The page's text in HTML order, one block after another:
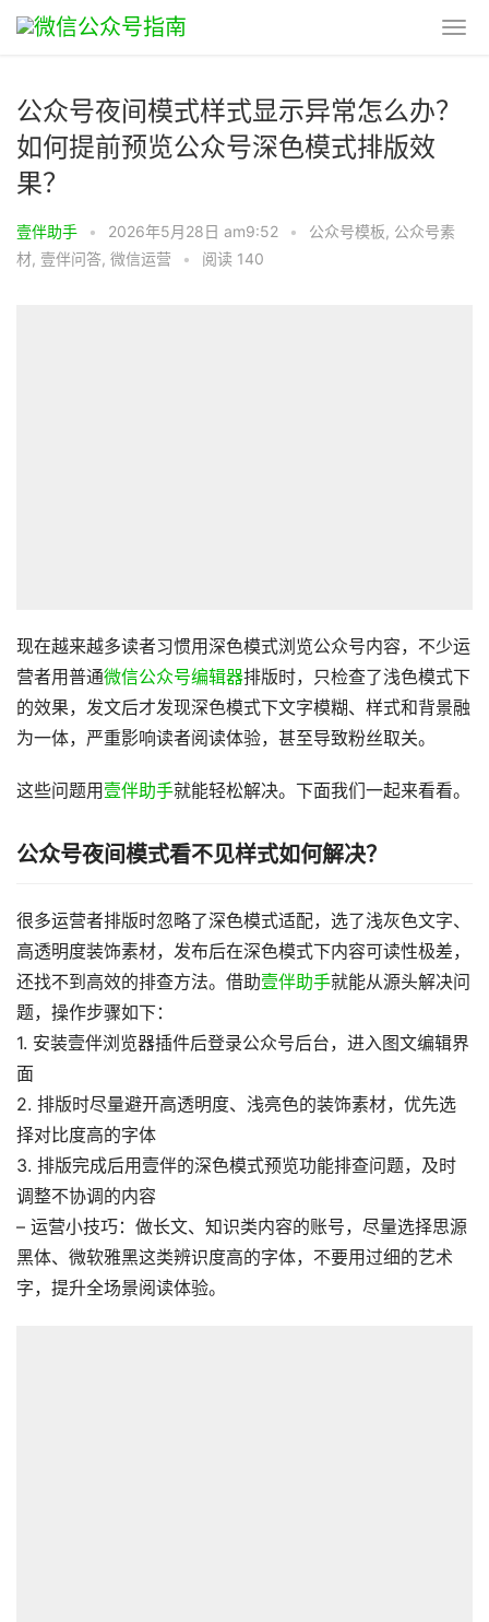
公众号夜间模式样式显示异常怎么办？
如何提前预览公众号深色模式排版效
果？
壹伴助手 • 2026年5月28日 am9:52 • 公众号模板, 公众号素
材, 壹伴问答, 微信运营 • 阅读 140
现在越来越多读者习惯用深色模式浏览公众号内容，不少运
营者用普通微信公众号编辑器排版时，只检查了浅色模式下
的效果，发文后才发现深色模式下文字模糊、样式和背景融
为一体，严重影响读者阅读体验，甚至导致粉丝取关。
这些问题用 壹伴助手就能轻松解决。下面我们一起来看看。
公众号夜间模式看不见样式如何解决？
很多运营者排版时忽略了深色模式适配，选了浅灰色文字、
高透明度装饰素材，发布后在深色模式下内容可读性极差，
还找不到高效的排查方法。借助壹伴助手就能从源头解决问
题，操作步骤如下：
1. 安装壹伴浏览器插件后登录公众号后台，进入图文编辑界
面
2. 排版时尽量避开高透明度、浅亮色的装饰素材，优先选
择对比度高的字体
3. 排版完成后用壹伴的深色模式预览功能排查问题，及时
调整不协调的内容
– 运营小技巧：做长文、知识类内容的账号，尽量选择思源
黑体、微软雅黑这类辨识度高的字体，不要用过细的艺术
字，提升全场景阅读体验。